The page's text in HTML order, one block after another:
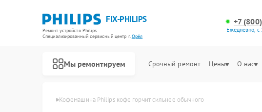
FIX-PHILIPS
Ремонт устройств Philips
Специализированный cервисный центр г.Орёл
+7
Ежедневно,
Мы ремонтируем Срочный ремонт Цены О нас
Кофемашина Philips кофе горчит сильнее обычного